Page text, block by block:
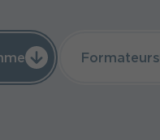
Formateurs